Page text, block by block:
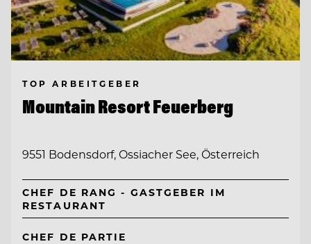
TOP ARBEITGEBER
Mountain Resort Feuerberg
9551 Bodensdorf, Ossiacher See, Österreich
CHEF DE RANG - GASTGEBER IM
RESTAURANT
CHEF DE PARTIE